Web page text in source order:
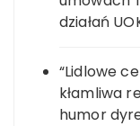
działań
“Lidlowe
kłamliwa
humor